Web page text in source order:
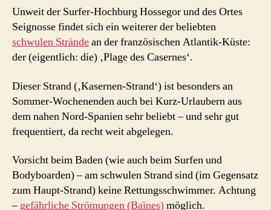
Strand
Seignosse:
‘
Plage
Casernes
’
Unweit der Surfer-Hochburg Hossegor und des Ortes
Seignosse findet sich ein weiterer der beliebten
schwulen Strändean der französischen Atlantik-Küste:
der (eigentlich: die) ‚Plage des Casernes‘.
Dieser Strand (‚Kasernen-Strand‘) ist besonders an
Sommer-Wochenenden auch bei Kurz-Urlaubern aus
dem nahen Nord-Spanien sehr beliebt – und sehr gut
frequentiert, da recht weit abgelegen.
Vorsicht beim Baden (wie auch beim Surfen und
Bodyboarden) – am schwulen Strand sind (im Gegensatz
zum Haupt-Strand) keine Rettungsschwimmer. Achtung
–gefährliche Strömungen (Baïnes)möglich.